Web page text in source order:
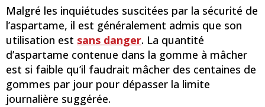
Malgré les inquiétudes suscitées par la sécurité de
l’aspartame, il est généralement admis que son
utilisation est sans danger. La quantité
d’aspartame contenue dans la gomme à mâcher
est si faible qu’il faudrait mâcher des centaines de
gommes par jour pour dépasser la limite
journalière suggérée.